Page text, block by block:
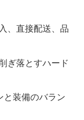
、直接配送、品
ぎ落とすハード
と装備のバラン